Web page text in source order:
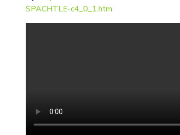
SPACHTLE-c4_0_1.htm